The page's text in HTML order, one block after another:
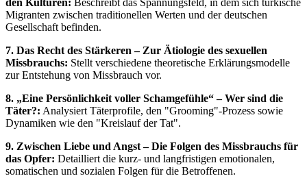
den Kulturen: Beschreibt das Spannungsfeld, in dem sich türkische
Migranten zwischen traditionellen Werten und der deutschen
Gesellschaft befinden.
7. Das Recht des Stärkeren – Zur Ätiologie des sexuellen
Missbrauchs: Stellt verschiedene theoretische Erklärungsmodelle
zur Entstehung von Missbrauch vor.
8. „Eine Persönlichkeit voller Schamgefühle“ – Wer sind die
Täter?: Analysiert Täterprofile, den "Grooming"-Prozess sowie
Dynamiken wie den "Kreislauf der Tat".
9. Zwischen Liebe und Angst – Die Folgen des Missbrauchs für
das Opfer: Detailliert die kurz- und langfristigen emotionalen,
somatischen und sozialen Folgen für die Betroffenen.